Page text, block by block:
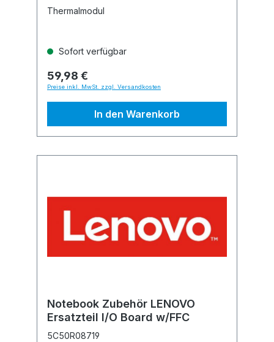
Thermalmodul
Sofort verfügbar
59,98 €
Preise inkl. MwSt. zzgl. Versandkosten
In den Warenkorb
Notebook Zubehör LENOVO
Ersatzteil I/O Board w/FFC
5C50R08719